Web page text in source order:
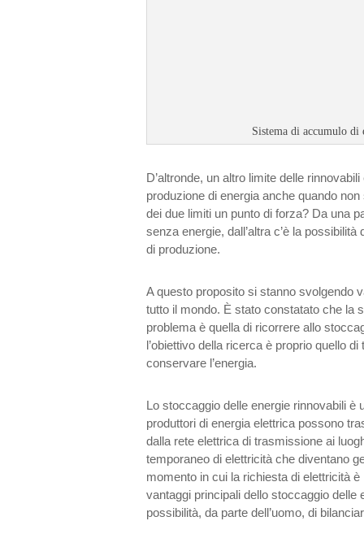
Sistema di accumulo di
D’altronde, un altro limite delle
produzione di energia anche quando
dei due limiti un punto di forza? Da una
senza energie, dall’altra c’è la
di produzione.
A questo proposito si stanno svolgendo
tutto il mondo. È stato constatato che la
problema è quella di ricorrere allo
l’obiettivo della ricerca è proprio quello
conservare l’energia.
Lo stoccaggio delle energie rinnovabili
produttori di energia elettrica possono
dalla rete elettrica di trasmissione ai
temporaneo di elettricità che diventano
momento in cui la richiesta di elettricità
vantaggi principali dello stoccaggio delle
possibilità, da parte dell’uomo, di